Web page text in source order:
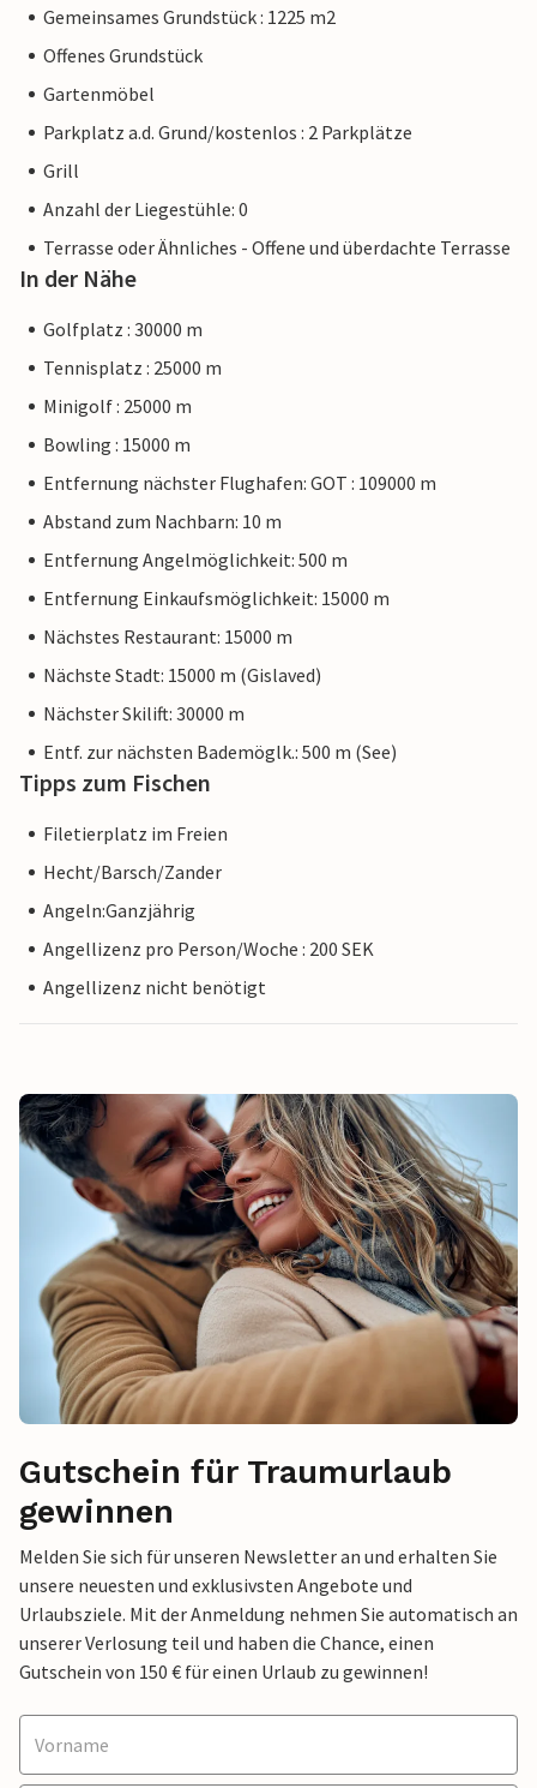
Gemeinsames Grundstück : 1225 m2
Offenes Grundstück
Gartenmöbel
Parkplatz a.d. Grund/kostenlos : 2 Parkplätze
Grill
Anzahl der Liegestühle: 0
Terrasse oder Ähnliches - Offene und überdachte Terrasse
In der Nähe
Golfplatz : 30000 m
Tennisplatz : 25000 m
Minigolf : 25000 m
Bowling : 15000 m
Entfernung nächster Flughafen: GOT : 109000 m
Abstand zum Nachbarn: 10 m
Entfernung Angelmöglichkeit: 500 m
Entfernung Einkaufsmöglichkeit: 15000 m
Nächstes Restaurant: 15000 m
Nächste Stadt: 15000 m (Gislaved)
Nächster Skilift: 30000 m
Entf. zur nächsten Bademöglk.: 500 m (See)
Tipps zum Fischen
Filetierplatz im Freien
Hecht/Barsch/Zander
Angeln:Ganzjährig
Angellizenz pro Person/Woche : 200 SEK
Angellizenz nicht benötigt
Gutschein für Traumurlaub
gewinnen
Melden Sie sich für unseren Newsletter an und erhalten Sie
unsere neuesten und exklusivsten Angebote und
Urlaubsziele. Mit der Anmeldung nehmen Sie automatisch an
unserer Verlosung teil und haben die Chance, einen
Gutschein von 150 € für einen Urlaub zu gewinnen!